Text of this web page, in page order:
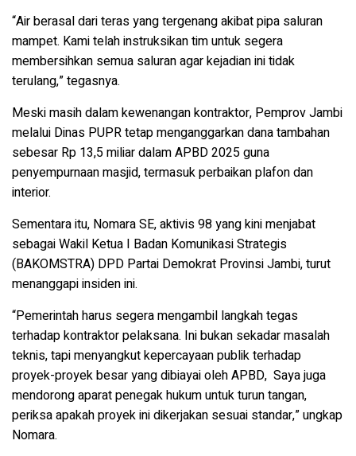
“Air berasal dari teras yang tergenang akibat pipa saluran
mampet. Kami telah instruksikan tim untuk segera
membersihkan semua saluran agar kejadian ini tidak
terulang,” tegasnya.
Meski masih dalam kewenangan kontraktor, Pemprov Jambi
melalui Dinas PUPR tetap menganggarkan dana tambahan
sebesar Rp 13,5 miliar dalam APBD 2025 guna
penyempurnaan masjid, termasuk perbaikan plafon dan
interior.
Sementara itu, Nomara SE, aktivis 98 yang kini menjabat
sebagai Wakil Ketua I Badan Komunikasi Strategis
(BAKOMSTRA) DPD Partai Demokrat Provinsi Jambi, turut
menanggapi insiden ini.
“Pemerintah harus segera mengambil langkah tegas
terhadap kontraktor pelaksana. Ini bukan sekadar masalah
teknis, tapi menyangkut kepercayaan publik terhadap
proyek-proyek besar yang dibiayai oleh APBD, Saya juga
mendorong aparat penegak hukum untuk turun tangan,
periksa apakah proyek ini dikerjakan sesuai standar,” ungkap
Nomara.